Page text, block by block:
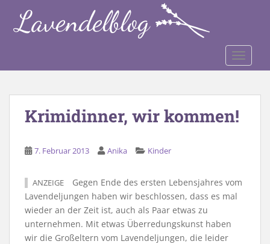
Krimidinner, wir kommen!
7. Februar 2013 Anika Kinder
ANZEIGE
Gegen Ende des ersten Lebensjahres vom
Lavendeljungen haben wir beschlossen, dass es mal
wieder an der Zeit ist, auch als Paar etwas zu
unternehmen. Mit etwas Überredungskunst haben
wir die Großeltern vom Lavendeljungen, die leider